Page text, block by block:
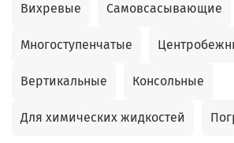
Вихревые Самовсасывающие
Многоступенчатые
Вертикальные Консольные
Для химических жидкостей